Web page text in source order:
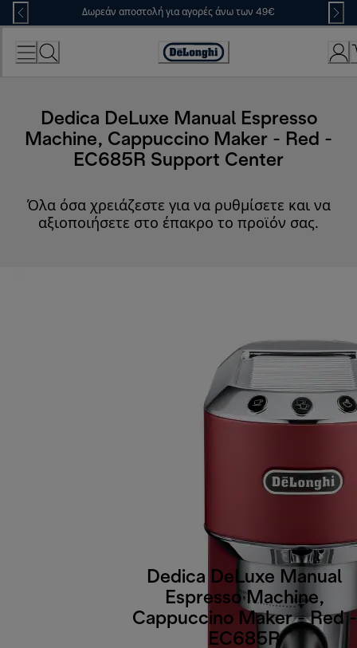
Skip
to
Content
Δωρεάν αποστολή για αγορές άνω των 49€
Accessibility
Dedica DeLuxe Manual Espresso
Machine, Cappuccino Maker - Red -
EC685R Support Center
Όλα όσα χρειάζεστε για να ρυθμίσετε και να
αξιοποιήσετε στο έπακρο το προϊόν σας.
Dedica DeLuxe Manual
Espresso Machine,
Cappuccino Maker - Red -
EC685R